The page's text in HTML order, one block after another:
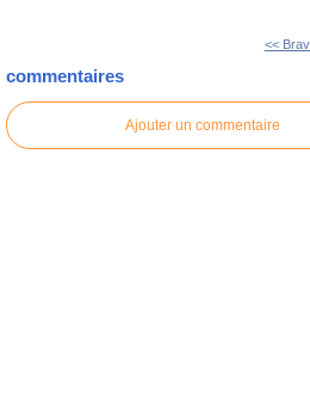
<<
commentaires
Ajouter un commentaire